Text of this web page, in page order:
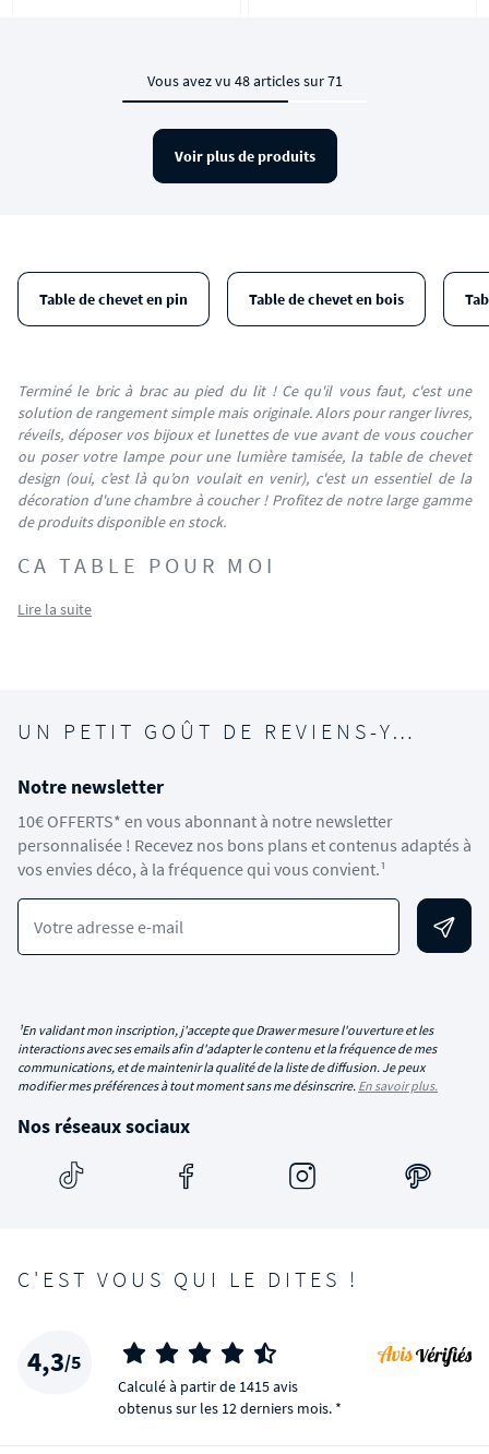
Vous avez vu 48 articles sur 71
Voir plus de produits
Table de chevet en pin Table de chevet en bois
Terminé le bric à brac au pied du lit ! Ce qu'il vous faut, c'est une
solution de rangement simple mais originale. Alors pour ranger livres,
réveils, déposer vos bijoux et lunettes de vue avant de vous coucher
ou poser votre lampe pour une lumière tamisée, la table de chevet
design (oui, c’est là qu’on voulait en venir), c'est un essentiel de la
décoration d'une chambre à coucher ! Profitez de notre large gamme
de produits disponible en stock.
CA TABLE POUR MOI
Lire la suite
UN PETIT GOÛT DE REVIENS-Y…
Notre newsletter
10€ OFFERTS* en vous abonnant à notre newsletter
personnalisée ! Recevez nos bons plans et contenus adaptés à
vos envies déco, à la fréquence qui vous convient.¹
Votre adresse e-mail
¹En validant mon inscription, j'accepte que Drawer mesure l'ouverture et les
interactions avec ses emails afin d'adapter le contenu et la fréquence de mes
communications, et de maintenir la qualité de la liste de diffusion. Je peux
modifier mes préférences à tout moment sans me désinscrire. En savoir plus.
Nos réseaux sociaux
C'EST VOUS QUI LE DITES !
4,3/5
Calculé à partir de 1415 avis
obtenus sur les 12 derniers mois. *